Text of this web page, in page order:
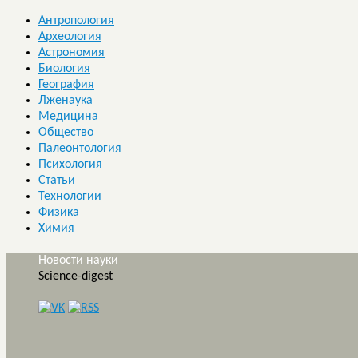
Антропология
Археология
Астрономия
Биология
География
Лженаука
Медицина
Общество
Палеонтология
Психология
Статьи
Технологии
Физика
Химия
Новости науки
Science-digest